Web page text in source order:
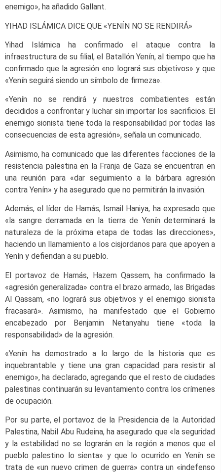
enemigo», ha añadido Gallant.
YIHAD ISLÁMICA DICE QUE «YENÍN NO SE RENDIRÁ»
Yihad Islámica ha confirmado el ataque contra la
infraestructura de su filial, el Batallón Yenín, al tiempo que ha
confirmado que la agresión «no logrará sus objetivos» y que
«Yenín seguirá siendo un símbolo de firmeza».
«Yenín no se rendirá y nuestros combatientes están
decididos a confrontar y luchar sin importar los sacrificios. El
enemigo sionista tiene toda la responsabilidad por todas las
consecuencias de esta agresión», señala un comunicado.
Asimismo, ha comunicado que las diferentes facciones de la
resistencia palestina en la Franja de Gaza se encuentran en
una reunión para «dar seguimiento a la bárbara agresión
contra Yenín» y ha asegurado que no permitirán la invasión.
Además, el líder de Hamás, Ismail Haniya, ha expresado que
«la sangre derramada en la tierra de Yenín determinará la
naturaleza de la próxima etapa de todas las direcciones»,
haciendo un llamamiento a los cisjordanos para que apoyen a
Yenín y defiendan a su pueblo.
El portavoz de Hamás, Hazem Qassem, ha confirmado la
«agresión generalizada» contra el brazo armado, las Brigadas
Al Qassam, «no logrará sus objetivos y el enemigo sionista
fracasará». Asimismo, ha manifestado que el Gobierno
encabezado por Benjamin Netanyahu tiene «toda la
responsabilidad» de la agresión.
«Yenín ha demostrado a lo largo de la historia que es
inquebrantable y tiene una gran capacidad para resistir al
enemigo», ha declarado, agregando que el resto de ciudades
palestinas continuarán su levantamiento contra los crímenes
de ocupación.
Por su parte, el portavoz de la Presidencia de la Autoridad
Palestina, Nabil Abu Rudeina, ha asegurado que «la seguridad
y la estabilidad no se lograrán en la región a menos que el
pueblo palestino lo sienta» y que lo ocurrido en Yenín se
trata de «un nuevo crimen de guerra» contra un «indefenso